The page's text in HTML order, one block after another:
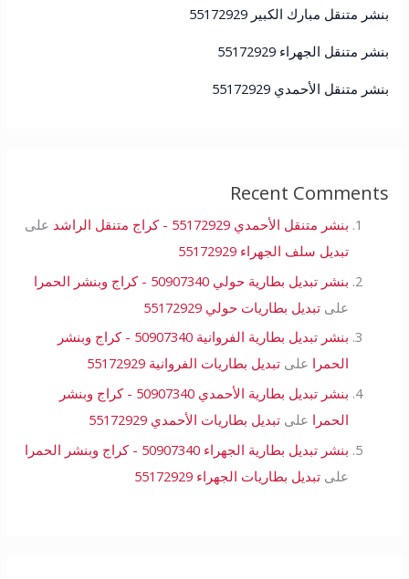
بنشر متنقل مبارك الكبير 55172929
بنشر متنقل الجهراء 55172929
بنشر متنقل الأحمدي 55172929
Recent Comments
بنشر متنقل الأحمدي 55172929 - كراج متنقل الراشد
على
تبديل سلف الجهراء 55172929
بنشر تبديل بطارية حولي 50907340 - كراج وبنشر الحمرا
علىتبديل بطاريات حولي 55172929
بنشر تبديل بطارية الفروانية 50907340 - كراج وبنشر
الحمرا علىتبديل بطاريات الفروانية 55172929
بنشر تبديل بطارية الأحمدي 50907340 - كراج وبنشر
الحمرا علىتبديل بطاريات الأحمدي 55172929
بنشر تبديل بطارية الجهراء 50907340 - كراج وبنشر الحمرا
علىتبديل بطاريات الجهراء 55172929